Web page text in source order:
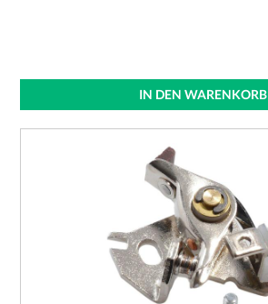
IN DEN WARENKORB